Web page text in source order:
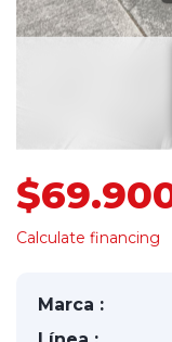
Calculate financing
Marca :